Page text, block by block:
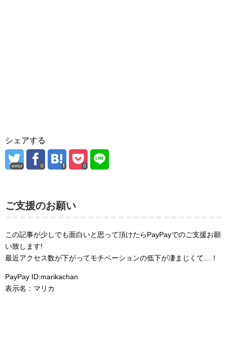
シェアする
error 0 0
ご支援のお願い
この記事が少しでも面白いと思って頂けたらPayPayでのご支援お願
い致します!
最近アクセス数が下がってモチベーションの低下が凄まじくて…！
PayPay ID:marikachan
表示名：マリカ